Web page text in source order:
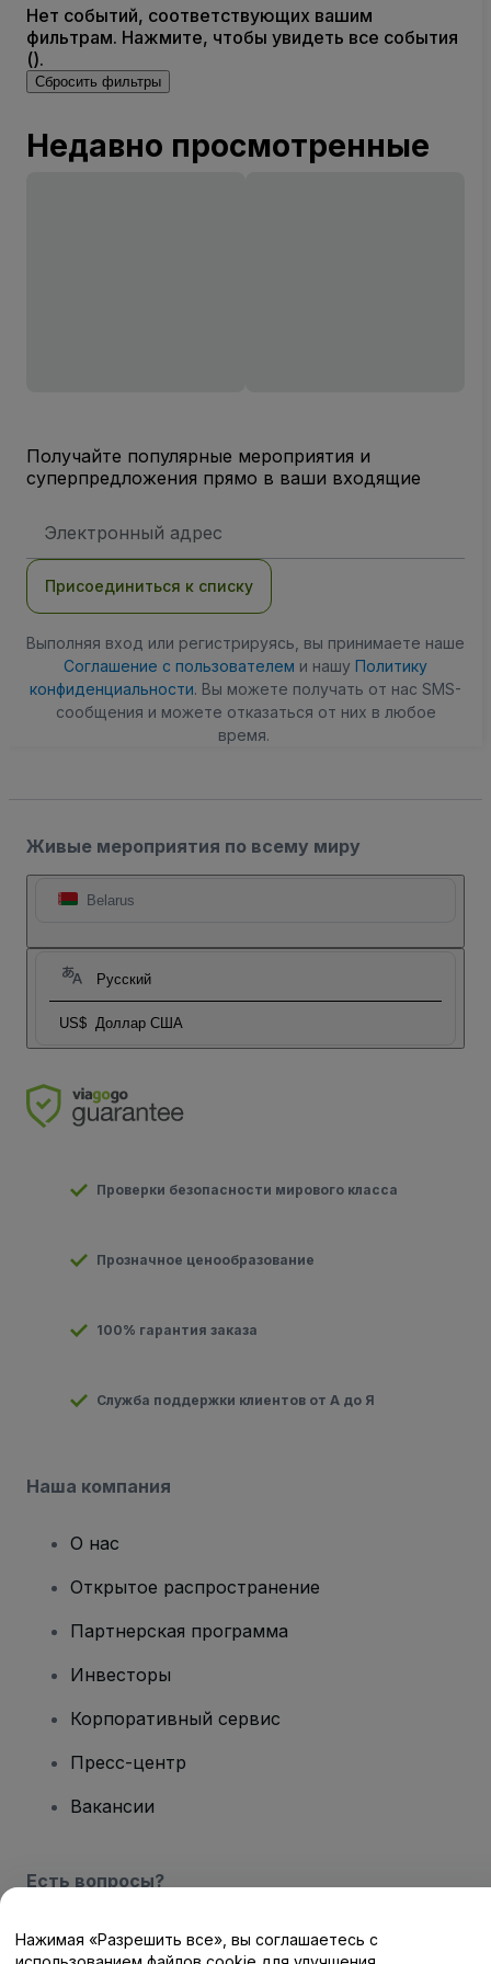
Нет событий, соответствующих вашим
фильтрам. Нажмите, чтобы увидеть все события
().
Сбросить фильтры
Недавно просмотренные
Получайте популярные мероприятия и
суперпредложения прямо в ваши входящие
электронной
Присоединиться к списку
Выполняя вход или регистрируясь, вы принимаете наше
Соглашение с пользователем и нашу Политику
конфиденциальности. Вы можете получать от нас SMS-
сообщения и можете отказаться от них в любое
время.
Живые мероприятия по всему миру
Belarus
Русский
US$ Доллар США
Проверки безопасности мирового класса
Прозначное ценообразование
100% гарантия заказа
Служба поддержки клиентов от А до Я
Наша компания
О нас
Открытое распространение
Партнерская программа
Инвесторы
Корпоративный сервис
Пресс-центр
Вакансии
Есть вопросы?
Центр помощи / Свяжитесь с нами
Нажимая «Разрешить все», вы соглашаетесь с